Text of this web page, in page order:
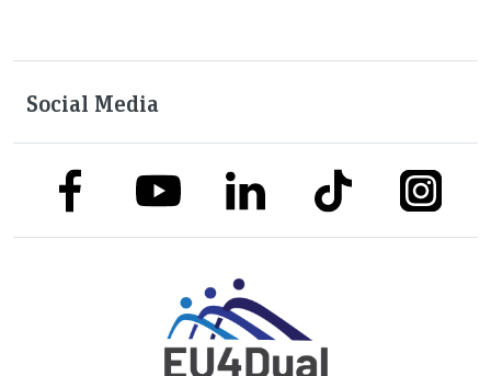
Social Media
link to facebooklink to youtubelink to linkedinlink to tiktok link to